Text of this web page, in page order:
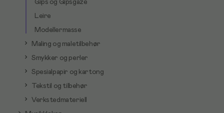
Gips og Gipsgaze
Leire
Modellermasse
Maling og maletilbehør
Smykker og perler
Spesialpapir og kartong
Tekstil og tilbehør
Verkstedmateriell